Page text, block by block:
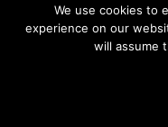
© 2026 科
We use cookies to
experience on our
will assume